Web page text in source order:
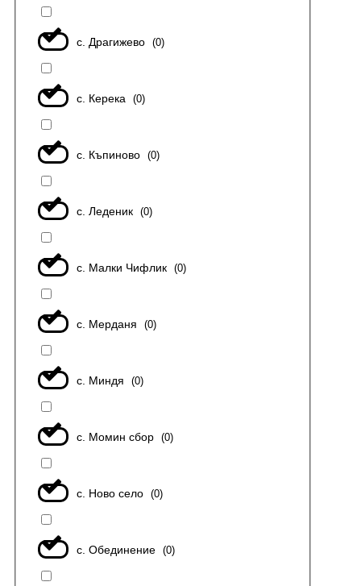
с. Драгижево (0)
с. Керека (0)
с. Къпиново (0)
с. Леденик (0)
с. Малки Чифлик (0)
с. Мерданя (0)
с. Миндя (0)
с. Момин сбор (0)
с. Ново село (0)
с. Обединение (0)